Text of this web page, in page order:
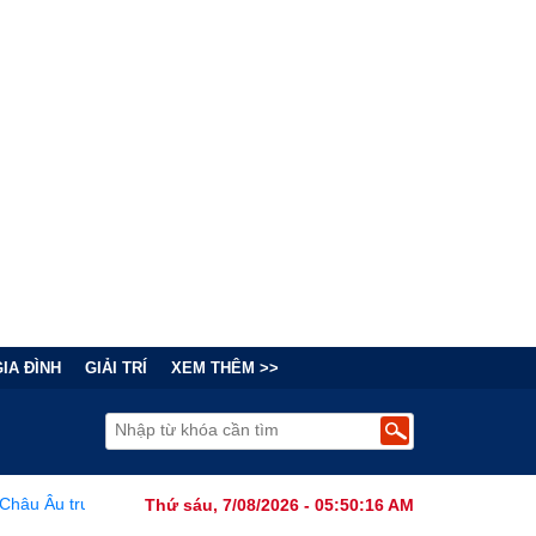
ĐÌNH GIẢI TRÍ XEM THÊM >>
Thứ sáu, 7/08/2026 - 05:50:17 AM
sóng ngầm: Mạng lưới khủng bố của Iran vươn vòi khắp châu lục